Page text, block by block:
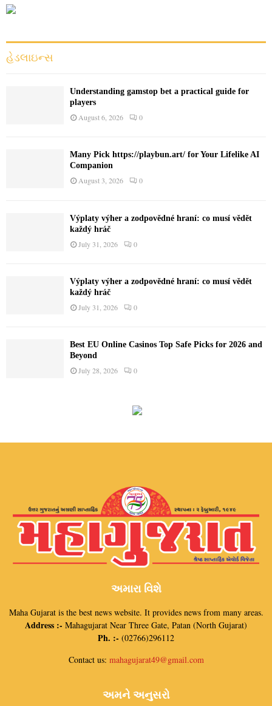
c
r
હેડલાઇન્સ
Understanding gamstop bet a practical guide for
players
August 6, 2026 0
Many Pick https://playbun.art/ for Your Lifelike AI
Companion
August 3, 2026 0
Výplaty výher a zodpovědné hraní: co musí vědět
každý hráč
July 31, 2026 0
Výplaty výher a zodpovědné hraní: co musí vědět
každý hráč
July 31, 2026 0
Best EU Online Casinos Top Safe Picks for 2026 and
Beyond
July 28, 2026 0
અમારા વિશે
Maha Gujarat is the best news website. It provides news from many areas.
Address :- Mahagujarat Near Three Gate, Patan (North Gujarat)
Ph. :- (02766)296112
Contact us: mahagujarat49@gmail.com
અમને અનુસરો